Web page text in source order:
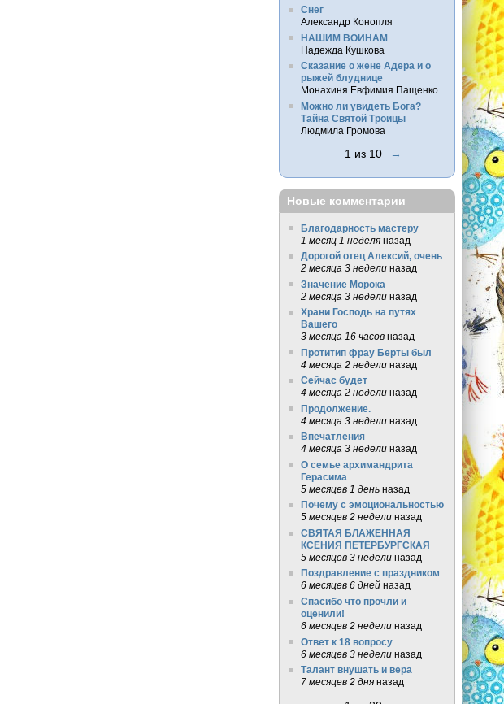
Снег
Александр Конопля
НАШИМ ВОИНАМ
Надежда Кушкова
Сказание о жене Адера и о
рыжей блуднице
Монахиня Евфимия Пащенко
Можно ли увидеть Бога?
Тайна Святой Троицы
Людмила Громова
1 из 10 →
Новые комментарии
Благодарность мастеру
1 месяц 1 неделяназад
Дорогой отец Алексий, очень
2 месяца 3 неделиназад
Значение Морока
2 месяца 3 неделиназад
Храни Господь на путях
Вашего
3 месяца 16 часовназад
Протитип фрау Берты был
4 месяца 2 неделиназад
Сейчас будет
4 месяца 2 неделиназад
Продолжение.
4 месяца 3 неделиназад
Впечатления
4 месяца 3 неделиназад
О семье архимандрита
Герасима
5 месяцев 1 деньназад
Почему с эмоциональностью
5 месяцев 2 неделиназад
СВЯТАЯ БЛАЖЕННАЯ
КСЕНИЯ ПЕТЕРБУРГСКАЯ
5 месяцев 3 неделиназад
Поздравление с праздником
6 месяцев 6 днейназад
Спасибо что прочли и
оценили!
6 месяцев 2 неделиназад
Ответ к 18 вопросу
6 месяцев 3 неделиназад
Талант внушать и вера
7 месяцев 2 дняназад